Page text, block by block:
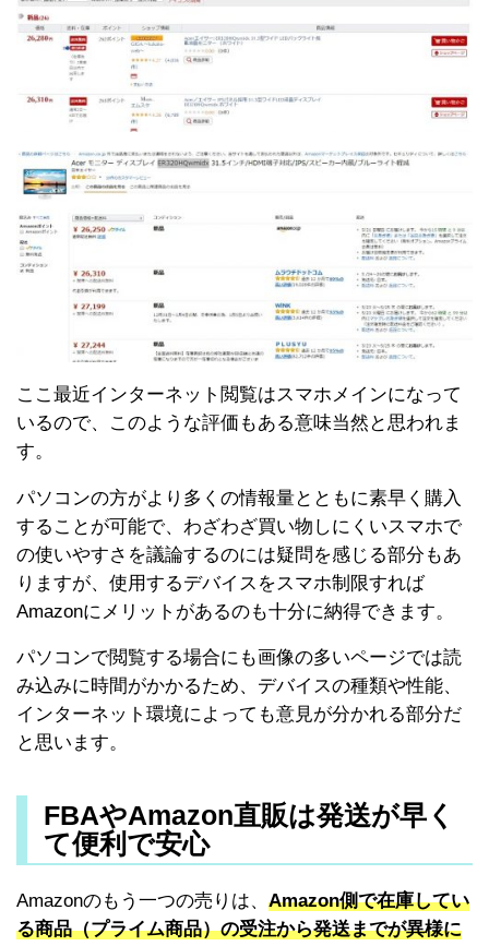
ここ最近インターネット閲覧はスマホメインになって
いるので、このような評価もある意味当然と思われま
す。
パソコンの方がより多くの情報量とともに素早く購入
することが可能で、わざわざ買い物しにくいスマホで
の使いやすさを議論するのには疑問を感じる部分もあ
りますが、使用するデバイスをスマホ制限すれば
Amazonにメリットがあるのも十分に納得できます。
パソコンで閲覧する場合にも画像の多いページでは読
み込みに時間がかかるため、デバイスの種類や性能、
インターネット環境によっても意見が分かれる部分だ
と思います。
FBAやAmazon直販は発送が早く
て便利で安心
Amazonのもう一つの売りは、 Amazon側で在庫してい
る商品（プライム商品）の受注から発送までが異様に